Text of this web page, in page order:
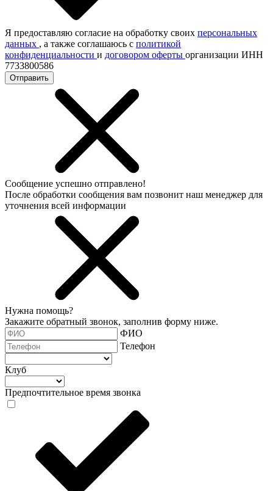
Я предоставляю согласие на обработку своих персональных
данных , а также соглашаюсь с политикой
конфиденциальности и договором оферты организации ИНН
7733800586
Отправить
Сообщение успешно отправлено!
После обработки сообщения вам позвонит наш менеджер для
уточнения всей информации
Нужна помощь?
Закажите обратный звонок, заполнив форму ниже.
ФИО
Телефон
Клуб
Предпочтительное время звонка